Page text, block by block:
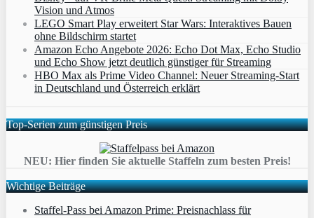
Vision und Atmos
LEGO Smart Play erweitert Star Wars: Interaktives Bauen
ohne Bildschirm startet
Amazon Echo Angebote 2026: Echo Dot Max, Echo Studio
und Echo Show jetzt deutlich günstiger für Streaming
HBO Max als Prime Video Channel: Neuer Streaming‑Start
in Deutschland und Österreich erklärt
Top-Serien zum günstigen Preis
NEU: Hier finden Sie aktuelle Staffeln zum besten Preis!
Wichtige Beiträge
Staffel-Pass bei Amazon Prime: Preisnachlass für